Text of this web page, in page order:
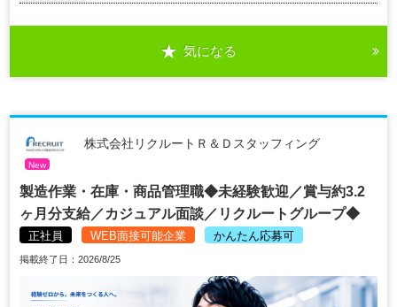
気になる
株式会社リクルートＲ＆Ｄスタッフィング
New
製造作業・在庫・商品管理職◆未経験歓迎／賞与約3.2
ヶ月分支給／カジュアル面談／リクルートグループ◆
正社員 WEB面接可能企業 かんたん応募可
掲載終了日：2026/8/25